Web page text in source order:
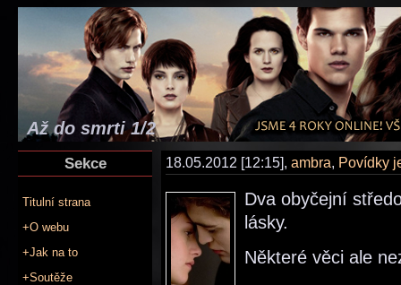
Až do smrti 1/2
Sekce
Titulní strana
+O webu
+Jak na to
+Soutěže
18.05.2012 [12:15], ambra, Povídky
Dva obyčejní
lásky.
Některé věci ale